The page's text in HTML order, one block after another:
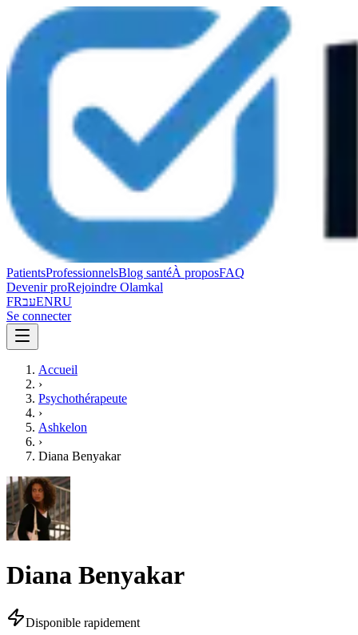
PatientsProfessionnelsBlog santéÀ proposFAQ
Devenir proRejoindre Olamkal
FRעבENRU
Se connecter
Accueil
›
Psychothérapeute
›
Ashkelon
›
Diana Benyakar
Diana Benyakar
Disponible rapidement